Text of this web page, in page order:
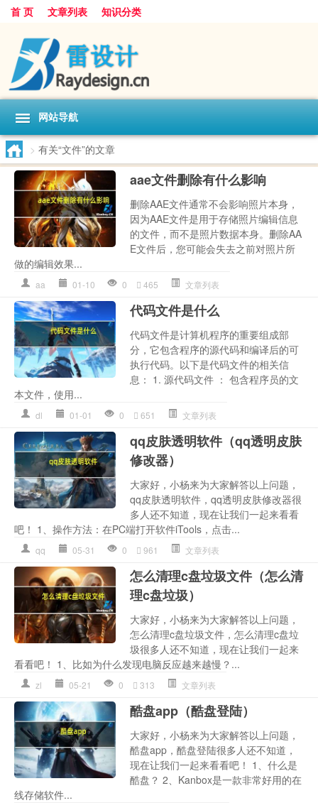
首 页 文章列表 知识分类
网站导航
> 有关“文件”的文章
aae文件删除有什么影响
删除AAE文件通常不会影响照片本身，
因为AAE文件是用于存储照片编辑信息
的文件，而不是照片数据本身。删除AA
E文件后，您可能会失去之前对照片所
做的编辑效果...
aa 01-10 0 465 文章列表
代码文件是什么
代码文件是计算机程序的重要组成部
分，它包含程序的源代码和编译后的可
执行代码。以下是代码文件的相关信
息： 1. 源代码文件 ： 包含程序员的文
本文件，使用...
dl 01-01 0 651 文章列表
qq皮肤透明软件（qq透明皮肤
修改器）
大家好，小杨来为大家解答以上问题，
qq皮肤透明软件，qq透明皮肤修改器很
多人还不知道，现在让我们一起来看看
吧！ 1、操作方法：在PC端打开软件iTools，点击...
qq 05-31 0 961 文章列表
怎么清理c盘垃圾文件（怎么清
理c盘垃圾）
大家好，小杨来为大家解答以上问题，
怎么清理c盘垃圾文件，怎么清理c盘垃
圾很多人还不知道，现在让我们一起来
看看吧！ 1、比如为什么发现电脑反应越来越慢？...
zl 05-21 0 313 文章列表
酷盘app（酷盘登陆）
大家好，小杨来为大家解答以上问题，
酷盘app，酷盘登陆很多人还不知道，
现在让我们一起来看看吧！ 1、什么是
酷盘？ 2、Kanbox是一款非常好用的在
线存储软件...